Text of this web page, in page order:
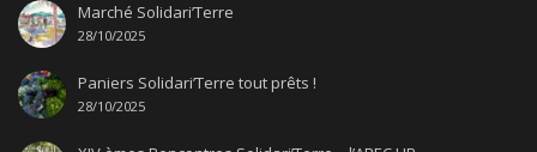
Marché Solidari’Terre
28/10/2025
Paniers Solidari’Terre tout prêts !
28/10/2025